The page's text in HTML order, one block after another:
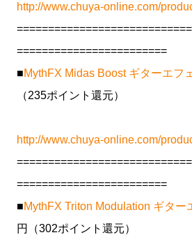
http://www.chuya-online.com/
========================
■MythFX Midas Boost ギターエフ
（235ポイント還元）
http://www.chuya-online.com/
========================
■MythFX Triton Modulation ギター
円（302ポイント還元）